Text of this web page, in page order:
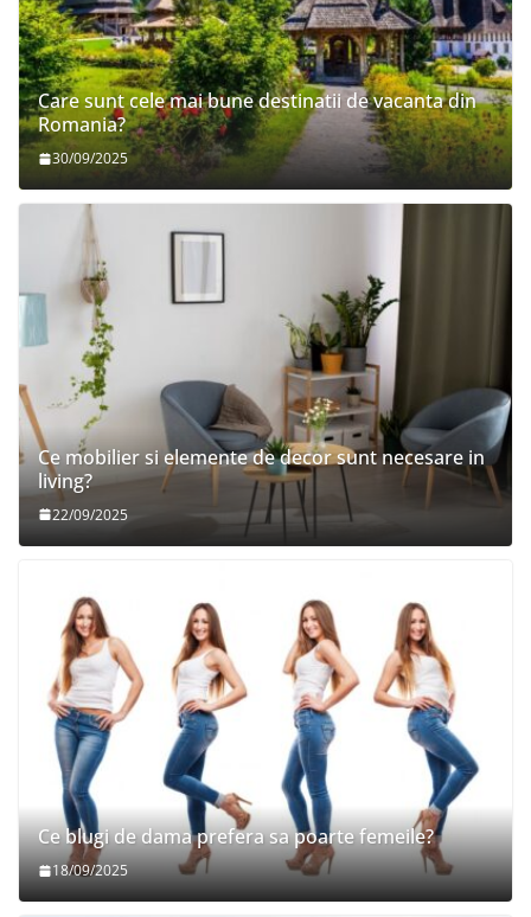
Care sunt cele mai bune destinatii de vacanta din
Romania?
30/09/2025
Ce mobilier si elemente de decor sunt necesare in
living?
22/09/2025
Ce blugi de dama prefera sa poarte femeile?
18/09/2025